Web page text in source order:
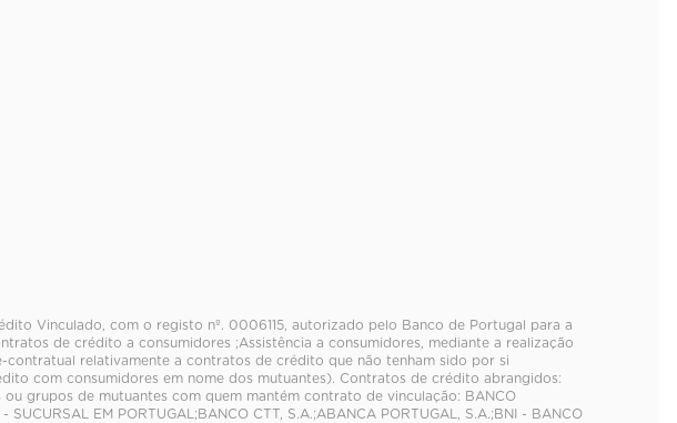
Vinculado, com o registo nº. 0006115, autorizado pelo Banco de Portugal para a
de crédito a consumidores ;Assistência a consumidores, mediante a realização
relativamente a contratos de crédito que não tenham sido por si
com consumidores em nome dos mutuantes). Contratos de crédito abrangidos:
grupos de mutuantes com quem mantém contrato de vinculação: BANCO
SUCURSAL EM PORTUGAL;BANCO CTT, S.A.;ABANCA PORTUGAL, S.A.;BNI - BANCO